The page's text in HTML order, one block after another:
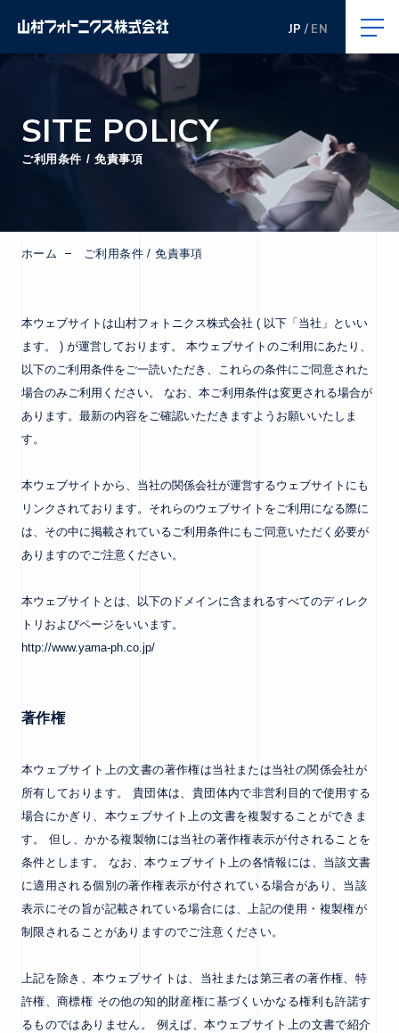
EN
JP
SITE POLICY
ご利用条件 / 免責事項
ホーム ご利用条件 / 免責事項
本ウェブサイトは山村フォトニクス株式会社 ( 以下「当社」といい
ます。 ) が運営しております。 本ウェブサイトのご利用にあたり、
以下のご利用条件をご一読いただき、これらの条件にご同意された
場合のみご利用ください。 なお、本ご利用条件は変更される場合が
あります。最新の内容をご確認いただきますようお願いいたしま
す。
本ウェブサイトから、当社の関係会社が運営するウェブサイトにも
リンクされております。それらのウェブサイトをご利用になる際に
は、その中に掲載されているご利用条件にもご同意いただく必要が
ありますのでご注意ください。
本ウェブサイトとは、以下のドメインに含まれるすべてのディレク
トリおよびページをいいます。
http://www.yama-ph.co.jp/
著作権
本ウェブサイト上の文書の著作権は当社または当社の関係会社が
所有しております。 貴団体は、貴団体内で非営利目的で使用する
場合にかぎり、本ウェブサイト上の文書を複製することができま
す。 但し、かかる複製物には当社の著作権表示が付されることを
条件とします。 なお、本ウェブサイト上の各情報には、当該文書
に適用される個別の著作権表示が付されている場合があり、当該
表示にその旨が記載されている場合には、上記の使用・複製権が
制限されることがありますのでご注意ください。
上記を除き、本ウェブサイトは、当社または第三者の著作権、特
許権、商標権 その他の知的財産権に基づくいかなる権利も許諾す
るものではありません。 例えば、本ウェブサイト上の文書で紹介